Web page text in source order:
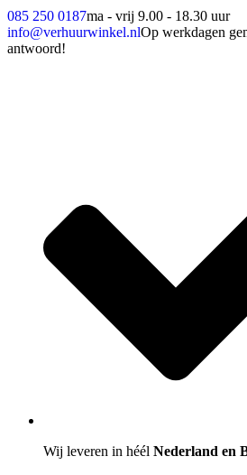
085 250 0187ma - vrij 9.00 - 18.30 uur
info@verhuurwinkel.nlOp werkdagen
antwoord!
Wij leveren in héél Nederland en